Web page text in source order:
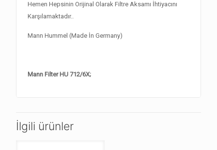
Hemen Hepsinin Orijinal Olarak Filtre Aksamı İhtiyacını
Karşılamaktadır..
Mann Hummel (Made İn Germany)
Mann Filter HU 712/6X;
İlgili ürünler